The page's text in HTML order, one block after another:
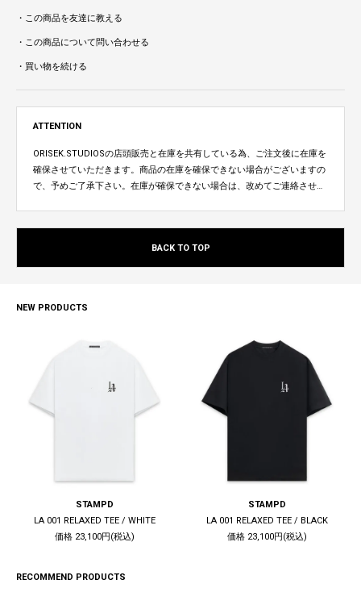
・この商品を友達に教える
・この商品について問い合わせる
・買い物を続ける
ATTENTION
ORISEK.STUDIOSの店頭販売と在庫を共有している為、ご注文後に在庫を
確保させていただきます。商品の在庫を確保できない場合がございますの
で、予めご了承下さい。在庫が確保できない場合は、改めてご連絡させて
BACK TO TOP
NEW PRODUCTS
STAMPD
LA 001 RELAXED TEE / WHITE
価格 23,100円(税込)
STAMPD
LA 001 RELAXED TEE / BLACK
価格 23,100円(税込)
RECOMMEND PRODUCTS